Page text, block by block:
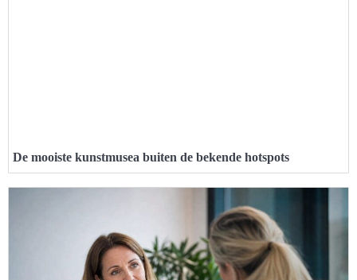
De mooiste kunstmusea buiten de bekende hotspots